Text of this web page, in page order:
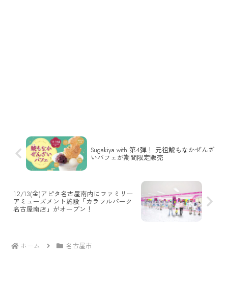
Sugakiya with 第4弾！ 元祖鯱もなかぜんざ
いパフェが期間限定販売
12/13(金)アピタ名古屋南内にファミリー
アミューズメント施設「カラフルパーク
名古屋南店」がオープン！
ホーム 名古屋市